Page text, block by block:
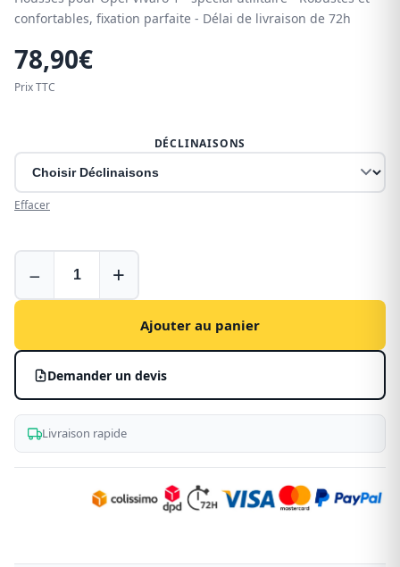
confortables, fixation parfaite - Délai de livraison de 72h
78,90€
Prix TTC
DÉCLINAISONS
Effacer
pour
Opel
1
(2001-
− +
Ajouter au panier
Demander un devis
Livraison rapide